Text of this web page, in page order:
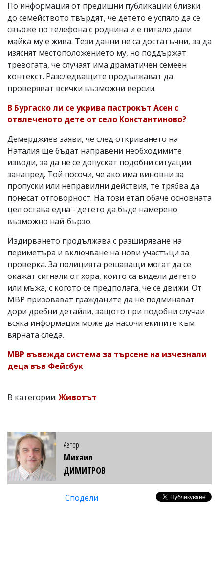
По информация от предишни публикации близки
до семейството твърдят, че детето е успяло да се
свърже по телефона с роднина и е питало дали
майка му е жива. Тези данни не са достатъчни, за да
изяснят местоположението му, но поддържат
тревогата, че случаят има драматичен семеен
контекст. Разследващите продължават да
проверяват всички възможни версии.
В Бургаско ли се укрива пастрокът Асен с
отвлеченото дете от село Константиново?
Демерджиев заяви, че след откриването на
Наталия ще бъдат направени необходимите
изводи, за да не се допускат подобни ситуации
занапред. Той посочи, че ако има виновни за
пропуски или неправилни действия, те трябва да
понесат отговорност. На този етап обаче основната
цел остава една - детето да бъде намерено
възможно най-бързо.
Издирването продължава с разширяване на
периметъра и включване на нови участъци за
проверка. За полицията решаващи могат да се
окажат сигнали от хора, които са видели детето
или мъжа, с когото се предполага, че се движи. От
МВР призовават гражданите да не подминават
дори дребни детайли, защото при подобни случаи
всяка информация може да насочи екипите към
вярната следа.
МВР въвежда система за търсене на изчезнали
деца във Фейсбук
В категории:Животът
Автор
Михаил
ДИМИТРОВ
Сподели